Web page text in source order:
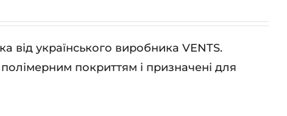
від українського виробника VENTS.
полімерним покриттям і призначені для